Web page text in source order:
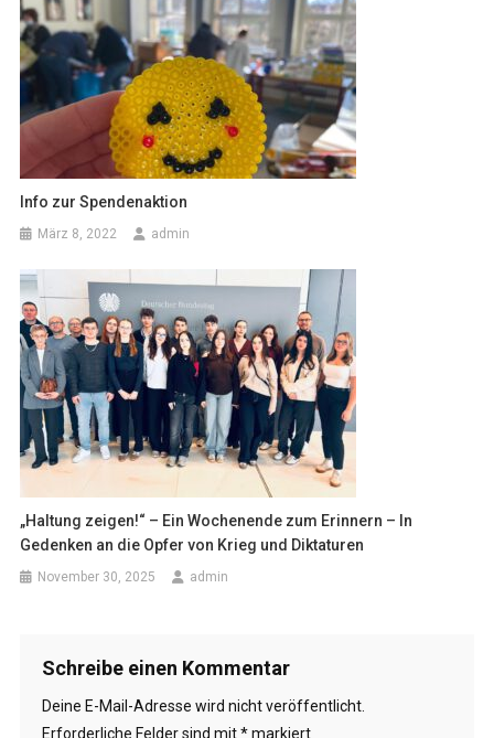
Info zur Spendenaktion
März 8, 2022 admin
„Haltung zeigen!“ – Ein Wochenende zum Erinnern – In
Gedenken an die Opfer von Krieg und Diktaturen
November 30, 2025 admin
Schreibe einen Kommentar
Deine E-Mail-Adresse wird nicht veröffentlicht.
Erforderliche Felder sind mit*markiert